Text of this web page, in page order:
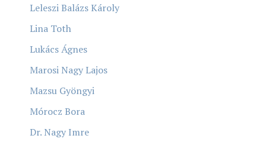
Leleszi Balázs Károly
Lina Toth
Lukács Ágnes
Marosi Nagy Lajos
Mazsu Gyöngyi
Mórocz Bora
Dr. Nagy Imre